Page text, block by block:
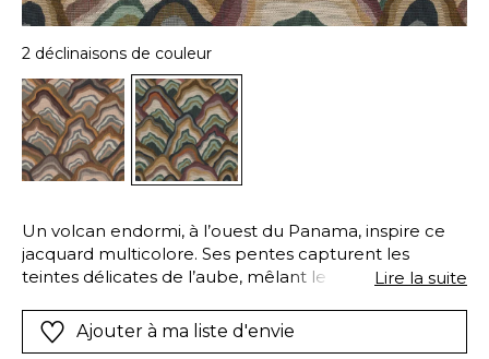
2 déclinaisons de couleur
Un volcan endormi, à l’ouest du Panama, inspire ce
jacquard multicolore. Ses pentes capturent les
teintes délicates de l’aube, mêlant le violine au
se parent d’un manteau aux nuances ambrées.
BARU résulte d’une conception nouvelle et
Lire la suite
Ajouter à ma liste d'envie